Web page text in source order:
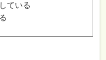
ている